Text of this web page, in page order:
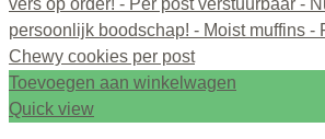
Toevoegen aan winkelwagen
Quick view